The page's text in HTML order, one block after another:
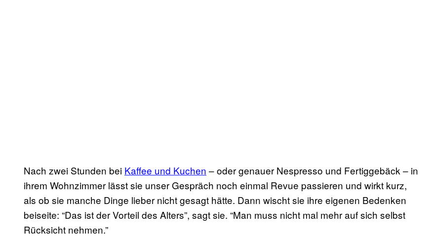
Nach zwei Stunden bei Kaffee und Kuchen – oder genauer Nespresso und Fertiggebäck – in
ihrem Wohnzimmer lässt sie unser Gespräch noch einmal Revue passieren und wirkt kurz,
als ob sie manche Dinge lieber nicht gesagt hätte. Dann wischt sie ihre eigenen Bedenken
beiseite: “Das ist der Vorteil des Alters”, sagt sie. “Man muss nicht mal mehr auf sich selbst
Rücksicht nehmen.”